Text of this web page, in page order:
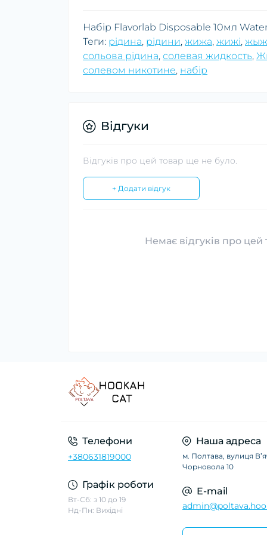
Набір Flavorlab Disposable 10мл
Теги: рідина, рідини, жижа, жижі,
сольова рідина, солевая жидкость,
солевом никотине, набір
Відгуки
Відгуків про цей товар ще не було.
+ Додати відгук
Немає відгуків про цей
Телефони
+380631819000
Графік роботи
Вт-Сб: з 10 до 19
Нд-Пн: Вихідні
Наша адреса
м. Полтава, вулиця
Чорновола 10
E-mail